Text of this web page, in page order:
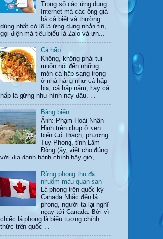
Trong số các ứng dụng
Internet mà các ông già
bà cả biết và thường
dùng nhất có lẽ là ứng dụng nhắn tin,
gọi điện mà tiêu biểu là Zalo và ứn...
Cá hấp
Không, không phải tui
muốn nói đến những
món cá hấp sang trọng
ở nhà hàng như cá hấp
bia, cá hấp nấm, hay cá
hấp lá gừng như hình này đâu. ...
Bàng biển
Ảnh: Phạm Hoài Nhân
Hình trên chụp ở ven
biển Cổ Thạch, phường
Tuy Phong, tỉnh Lâm
Đồng (ấy, viết cho đúng
với địa danh hành chính bây giờ,...
Rừng phong thu đã
nhuốm màu quan san
Lá phong trên quốc kỳ
Canada Nhắc đến lá
phong, người ta lại nghĩ
ngay tới Canada. Bởi vì
chiếc lá phong là biểu tượng chính
thức trên quốc ...